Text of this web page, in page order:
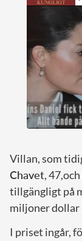
Villan, som
Chavet,
tillgängligt på
miljoner dollar
I priset ingår,